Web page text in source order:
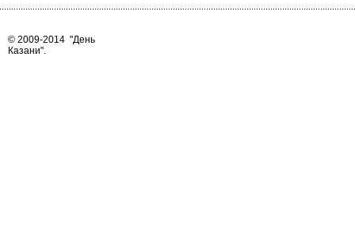
© 2009-2014 "День
Казани".